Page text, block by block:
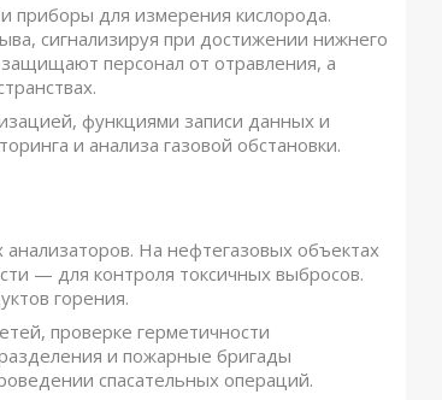
приборы для измерения кислорода.
сигнализируя при достижении нижнего
персонал от отравления, а
функциями записи данных и
и анализа газовой обстановки.
На нефтегазовых объектах
— для контроля токсичных выбросов.
горения.
проверке герметичности
и пожарные бригады
спасательных операций.